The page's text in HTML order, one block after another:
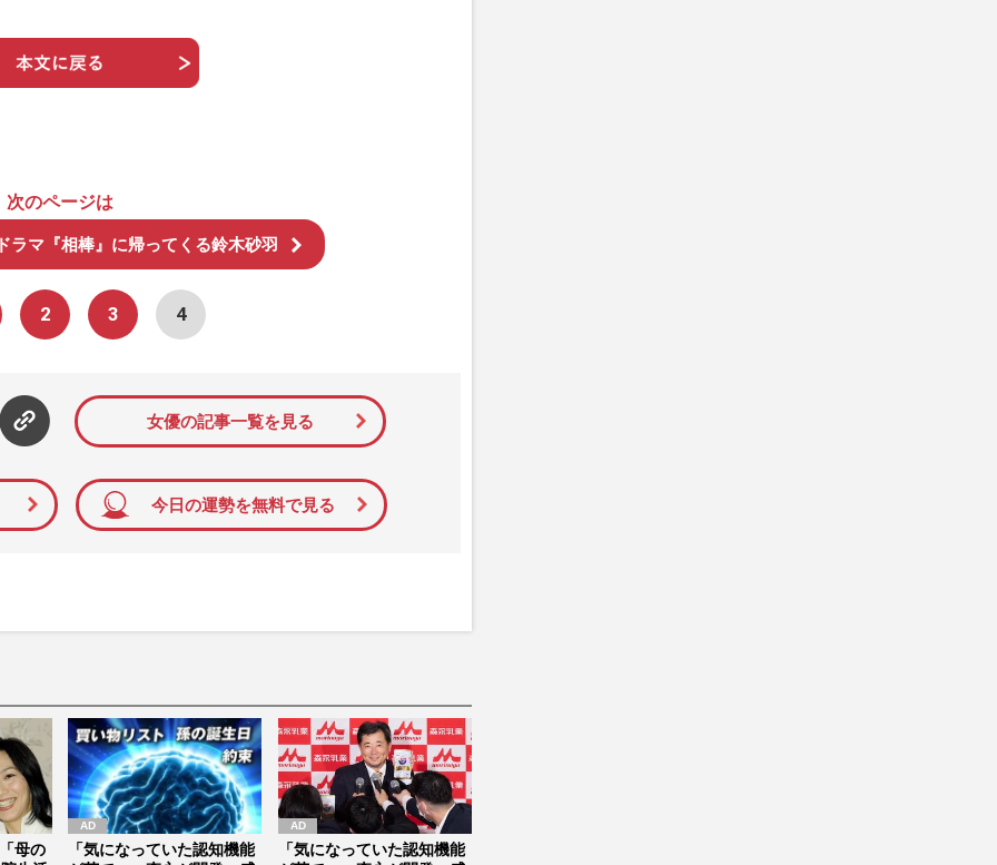
次のページは
ラマ『相棒』に帰ってくる鈴木砂羽
2 3 4
女優の記事一覧を見る
今日の運勢を無料で見る
母の
「気になっていた認知機能
「気になっていた認知機能